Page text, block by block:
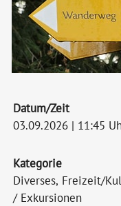
Datum/Zeit
03.09.2026 | 11:45
Kategorie
Diverses, Freizeit/
/ Exkursionen